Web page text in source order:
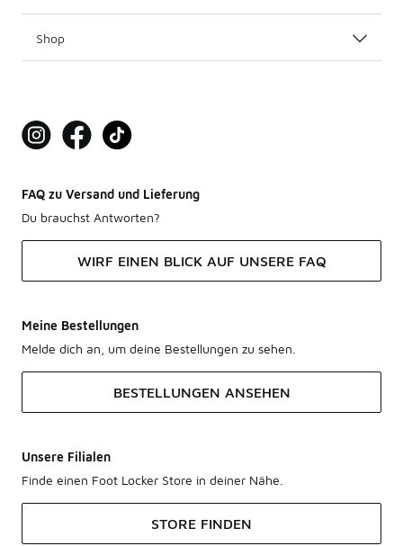
Shop
FAQ zu Versand und Lieferung
Du brauchst Antworten?
WIRF EINEN BLICK AUF UNSERE FAQ
Meine Bestellungen
Melde dich an, um deine Bestellungen zu sehen.
BESTELLUNGEN ANSEHEN
Unsere Filialen
Finde einen Foot Locker Store in deiner Nähe.
STORE FINDEN